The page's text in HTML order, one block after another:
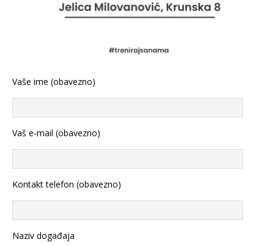
Vaše ime (obavezno)
Vaš e-mail (obavezno)
Kontakt telefon (obavezno)
Naziv događaja